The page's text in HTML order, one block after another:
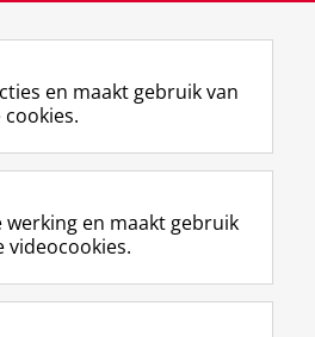
2026 09:59
F
a
e
b
o
L
i
k
e
I
R
S
-
f
e
I
n
t
r
Y
o
T
e
en maakt gebruik van
en maakt gebruik
videocookies.